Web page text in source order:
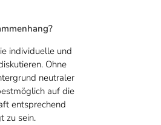
individuelle und
Ohne
neutraler
auf die
entsprechend
zu sein.